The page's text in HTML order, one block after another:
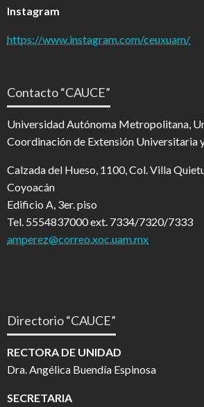
Instagram
https://www.instagram.com/ceuxuam/
Contacto “CAUCE”
Universidad Autónoma Metropolitana,
Coordinación de Extensión Universitaria
Calzada del Hueso, 1100, Col. Villa
Coyoacán
Edificio A, 3er. piso
Tel. 5554837000 ext. 7334/7320/7333
amperez@correo.xoc.uam.mx
Directorio “CAUCE”
RECTORA DE UNIDAD
Dra. Angélica Buendía Espinosa
SECRETARIA